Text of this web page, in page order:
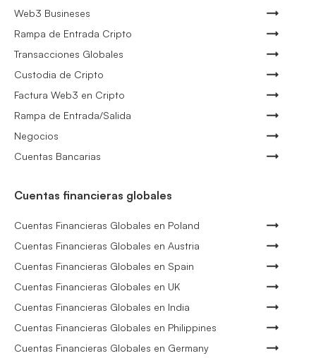
Web3 Busineses
Rampa de Entrada Cripto
Transacciones Globales
Custodia de Cripto
Factura Web3 en Cripto
Rampa de Entrada/Salida
Negocios
Cuentas Bancarias
Cuentas financieras globales
Cuentas Financieras Globales en Poland
Cuentas Financieras Globales en Austria
Cuentas Financieras Globales en Spain
Cuentas Financieras Globales en UK
Cuentas Financieras Globales en India
Cuentas Financieras Globales en Philippines
Cuentas Financieras Globales en Germany